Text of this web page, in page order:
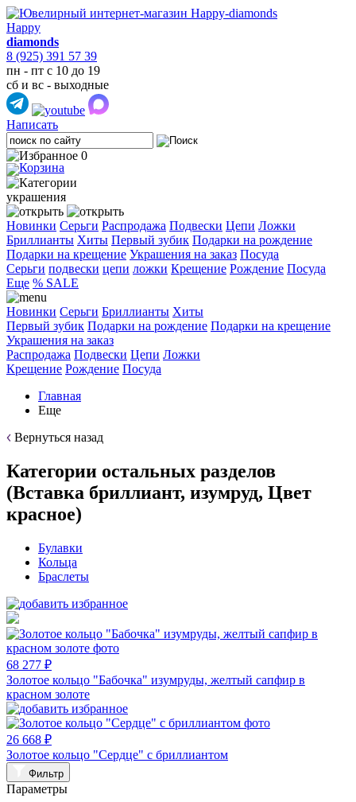
Happy
diamonds
8 (925) 391 57 39
пн - пт с 10 до 19
сб и вс - выходные
Написать
0
украшения
Новинки Серьги Распродажа Подвески Цепи Ложки
Бриллианты Хиты Первый зубик Подарки на рождение
Подарки на крещение Украшения на заказ Посуда
Cерьги подвески цепи ложки Крещение Рождение Посуда
Еще % SALE
Новинки Серьги Бриллианты Хиты
Первый зубик Подарки на рождение Подарки на крещение
Украшения на заказ
Распродажа Подвески Цепи Ложки
Крещение Рождение Посуда
Главная
Еще
Вернуться назад
Категории остальных разделов
(Вставка бриллиант, изумруд, Цвет
красное)
Булавки
Кольца
Браслеты
68 277 ₽
Золотое кольцо "Бабочка" изумруды, желтый сапфир в
красном золоте
26 668 ₽
Золотое кольцо "Сердце" с бриллиантом
Фильтр
Параметры